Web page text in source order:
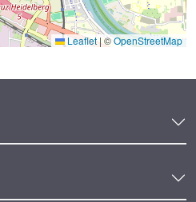
motorisées
pneumatiques
Leaflet|©OpenStreetMap